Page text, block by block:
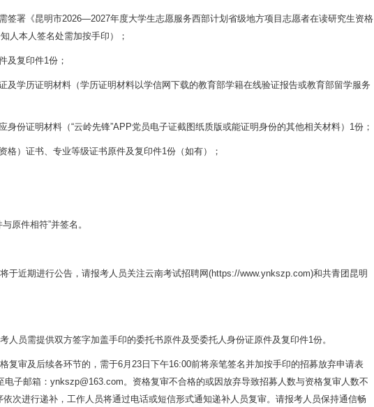
签署《昆明市2026—2027年度大学生志愿服务西部计划省级地方项目志愿者在读研究生资格
人本人签名处需加按手印）；
及复印件1份；
及学历证明材料（学历证明材料以学信网下载的教育部学籍在线验证报告或教育部留学服务
身份证明材料（“云岭先锋”APP党员电子证截图纸质版或能证明身份的其他相关材料）1份；
格）证书、专业等级证书原件及复印件1份（如有）；
原件相符”并签名。
于近期进行公告，请报考人员关注云南考试招聘网(https://www.ynkszp.com)和共青团昆明
人员需提供双方签字加盖手印的委托书原件及受委托人身份证原件及复印件1份。
复审及后续各环节的，需于6月23日下午16:00前将亲笔签名并加按手印的招募放弃申请表
电子邮箱：ynkszp@163.com。资格复审不合格的或因放弃导致招募人数与资格复审人数不
次进行递补，工作人员将通过电话或短信形式通知递补人员复审。请报考人员保持通信畅